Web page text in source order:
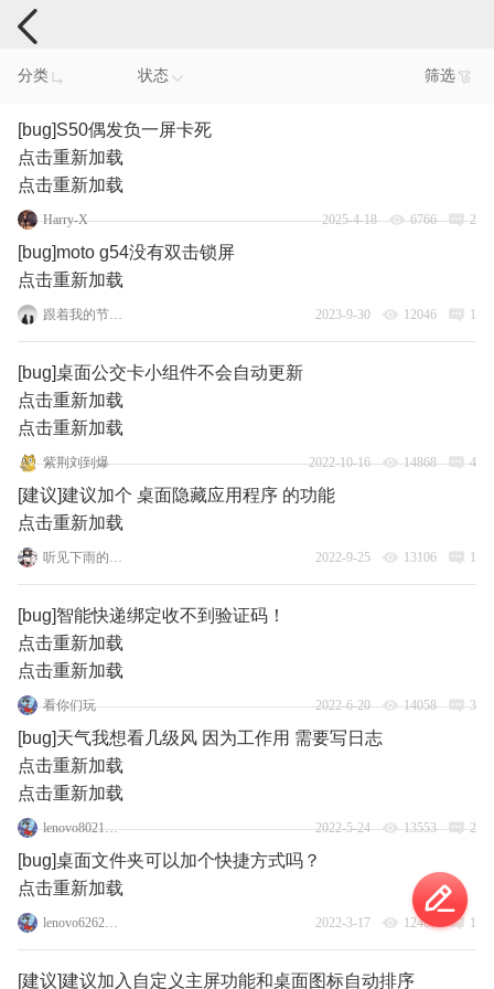
手机反馈
分类 状态 筛选
[bug]S50偶发负一屏卡死
点击重新加载
点击重新加载
Harry-X 2025-4-18 6766 2
[bug]moto g54没有双击锁屏
点击重新加载
跟着我的节奏嗨起来 2023-9-30 12046 1
[bug]桌面公交卡小组件不会自动更新
点击重新加载
点击重新加载
紫荆刘到爆 2022-10-16 14868 4
[建议]建议加个 桌面隐藏应用程序 的功能
点击重新加载
听见下雨的声音_1_1 2022-9-25 13106 1
[bug]智能快递绑定收不到验证码！
点击重新加载
点击重新加载
看你们玩 2022-6-20 14058 3
[bug]天气我想看几级风 因为工作用 需要写日志
点击重新加载
点击重新加载
lenovo80215195 2022-5-24 13553 2
[bug]桌面文件夹可以加个快捷方式吗？
点击重新加载
lenovo62627780 2022-3-17 12463 1
[建议]建议加入自定义主屏功能和桌面图标自动排序